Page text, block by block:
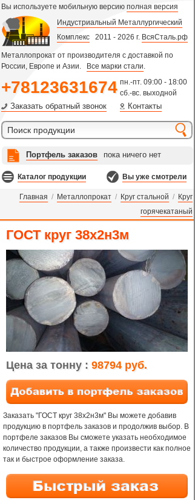
Вы используете мобильную версию полная версия
Индустриальный Металлургический
Комплекс 2011 - 2026 г. ВсяСталь.рф
Металлопрокат от производителя с доставкой по
России, Европе и Азии.
Все марки стали.
+78123631674 пн.-пт. 09:00 - 18:00
сб.-вс. выходной
Заказать обратный звонок Контакты
Портфель заказов пока ничего нет
Каталог продукции Вы уже смотрели
Главная / Металлопрокат / Круг стальной / Круг
горячекатаный
ГОСТ круг 38х2н3м
Цена за тонну : 98794 руб.
Заказать "ГОСТ круг 38х2н3м" Вы можете добавив
продукцию в портфель заказов и продолжив выбор. В
портфеле заказов Вы сможете указать необходимое
количество продукции, а также произвести как полное
так и быстрое оформление заказа.